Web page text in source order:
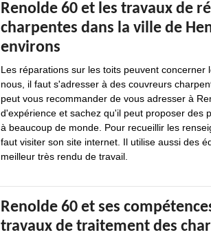
Renolde 60 et les travaux de
charpentes dans la ville de
environs
Les réparations sur les toits peuvent concerner
nous, il faut s'adresser à des couvreurs
peut vous recommander de vous adresser à
d'expérience et sachez qu'il peut proposer des
à beaucoup de monde. Pour recueillir les
faut visiter son site internet. Il utilise aussi des
meilleur très rendu de travail.
Renolde 60 et ses
travaux de traitement des